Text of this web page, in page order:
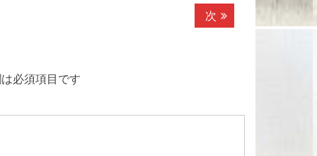
次 次
の
必須項目です